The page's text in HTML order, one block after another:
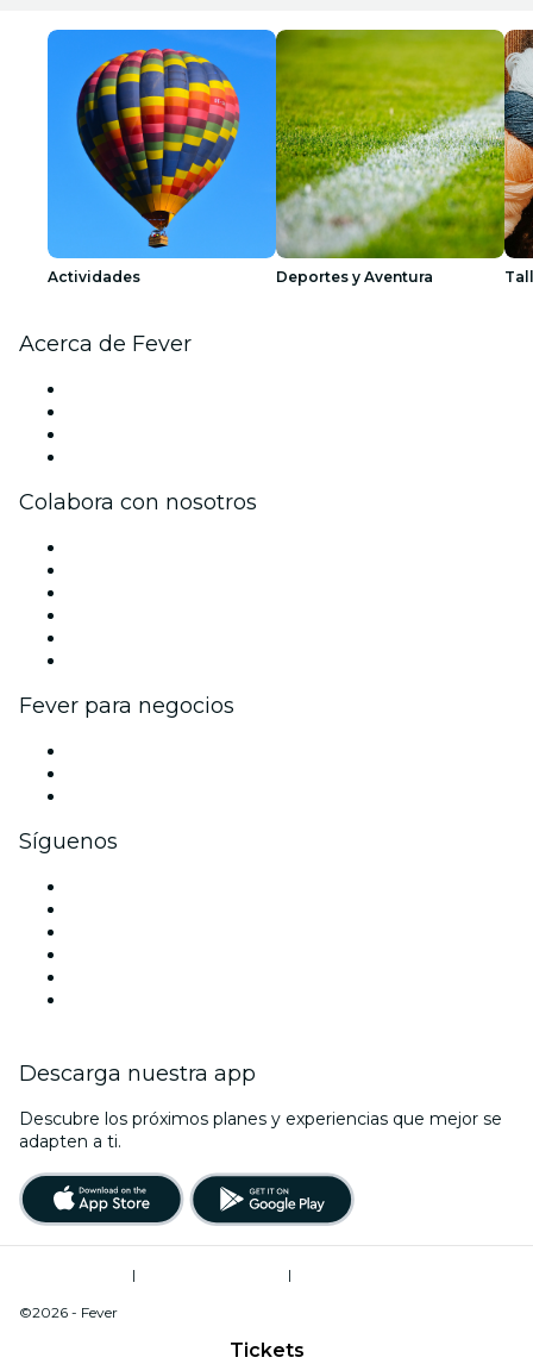
Tickets
Actividades Deportes y Aventura
Acerca de Fever
Colabora con nosotros
Fever para negocios
Síguenos
Descarga nuestra app
Descubre los próximos planes y experiencias que mejor se
adapten a ti.
|
|
©2026 - Fever